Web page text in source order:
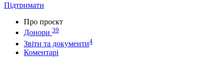
Підтримати
Про проєкт
Донори 39
Звіти та документи4
Коментарі